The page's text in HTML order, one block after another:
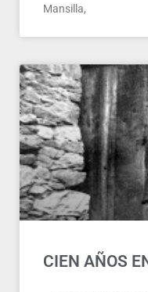
Mansilla,
CIEN AÑOS